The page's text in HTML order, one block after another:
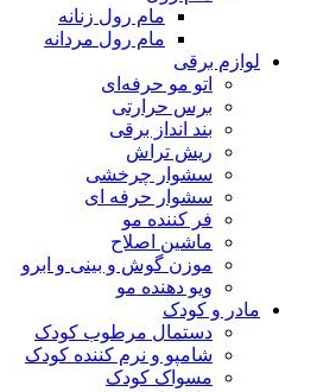
مام رول زنانه
مام رول مردانه
لوازم برقی
اتو مو حرفه‌ای
برس حرارتی
بند انداز برقی
ریش تراش
سشوار چرخشی
سشوار حرفه ای
فر کننده‌ مو
ماشین اصلاح
موزن گوش و بینی و ابرو
ویو دهنده مو
مادر و کودک
دستمال مرطوب کودک
شامپو و نرم کننده کودک
مسواک کودک